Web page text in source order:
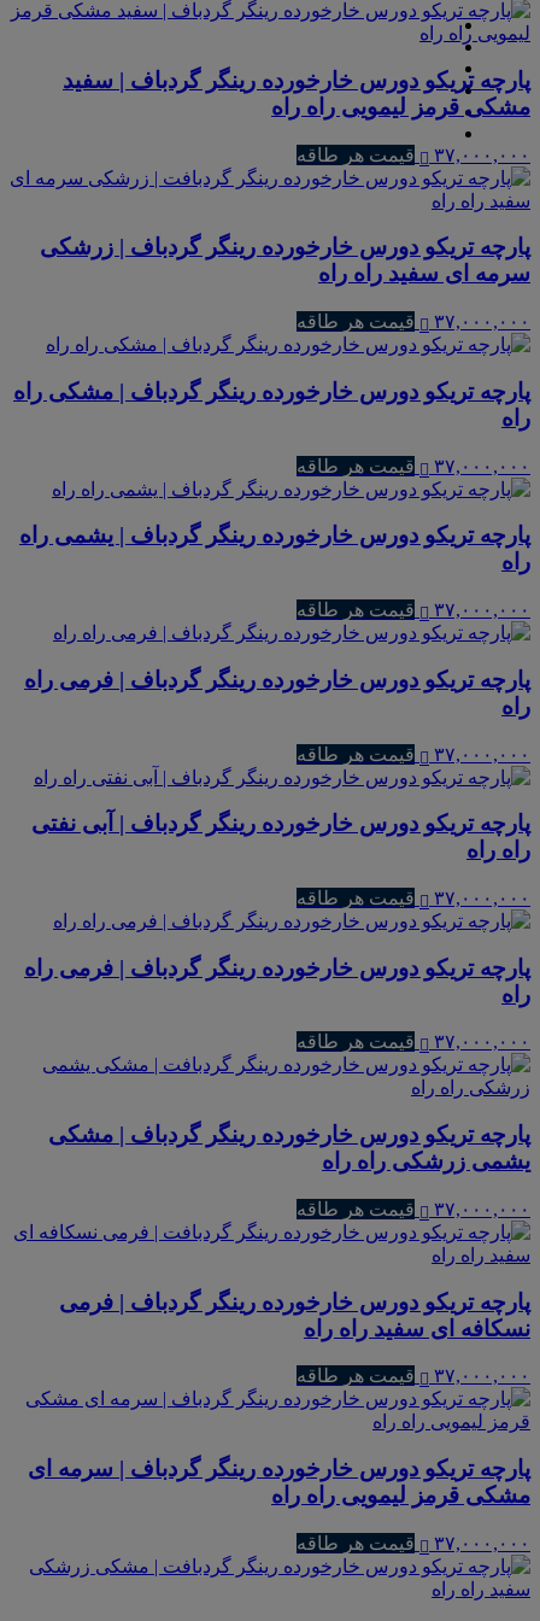
پارچه تریکو دورس خارخورده رینگر گردباف | سفید
مشکی قرمز لیمویی راه راه
۳۷,۰۰۰,۰۰۰ قیمت هر طاقه
پارچه تریکو دورس خارخورده رینگر گردباف | زرشکی
سرمه ای سفید راه راه
۳۷,۰۰۰,۰۰۰ قیمت هر طاقه
پارچه تریکو دورس خارخورده رینگر گردباف | مشکی راه
راه
۳۷,۰۰۰,۰۰۰ قیمت هر طاقه
پارچه تریکو دورس خارخورده رینگر گردباف | یشمی راه
راه
۳۷,۰۰۰,۰۰۰ قیمت هر طاقه
پارچه تریکو دورس خارخورده رینگر گردباف | فرمی راه
راه
۳۷,۰۰۰,۰۰۰ قیمت هر طاقه
پارچه تریکو دورس خارخورده رینگر گردباف | آبی نفتی
راه راه
۳۷,۰۰۰,۰۰۰ قیمت هر طاقه
پارچه تریکو دورس خارخورده رینگر گردباف | فرمی راه
راه
۳۷,۰۰۰,۰۰۰ قیمت هر طاقه
پارچه تریکو دورس خارخورده رینگر گردباف | مشکی
یشمی زرشکی راه راه
۳۷,۰۰۰,۰۰۰ قیمت هر طاقه
پارچه تریکو دورس خارخورده رینگر گردباف | فرمی
نسکافه ای سفید راه راه
۳۷,۰۰۰,۰۰۰ قیمت هر طاقه
پارچه تریکو دورس خارخورده رینگر گردباف | سرمه ای
مشکی قرمز لیمویی راه راه
۳۷,۰۰۰,۰۰۰ قیمت هر طاقه